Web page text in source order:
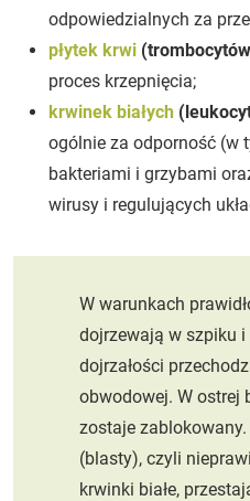
odpowiedzialnych za
płytek krwi
proces krzepnięcia;
krwinek białych
ogólnie za odporność (w
bakteriami i grzybami
wirusy i regulujących
W warunkach
dojrzewają w szpiku i
dojrzałości
obwodowej. W ostrej
zostaje
(blasty), czyli
krwinki białe,